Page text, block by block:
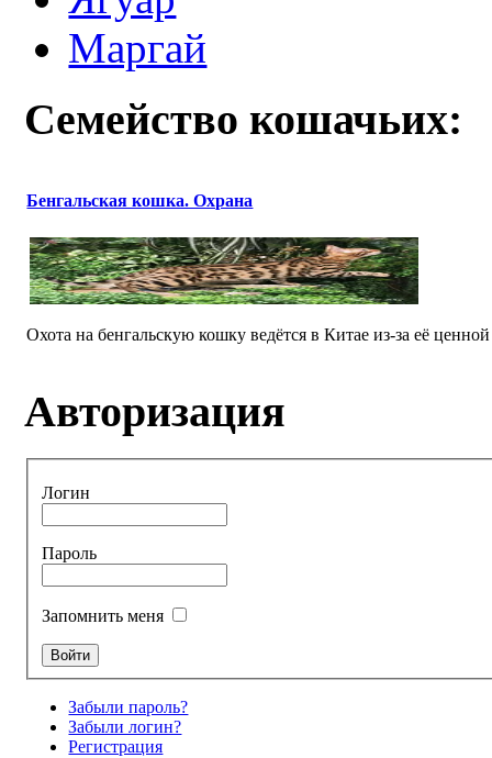
Маргай
Семейство кошачьих:
Бенгальская кошка. Охрана
Охота на бенгальскую кошку ведётся в Китае из-за её
Авторизация
Логин
Пароль
Запомнить меня
Забыли пароль?
Забыли логин?
Регистрация